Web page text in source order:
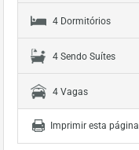
4 Dormitórios
4 Sendo Suítes
4 Vagas
Imprimir esta página